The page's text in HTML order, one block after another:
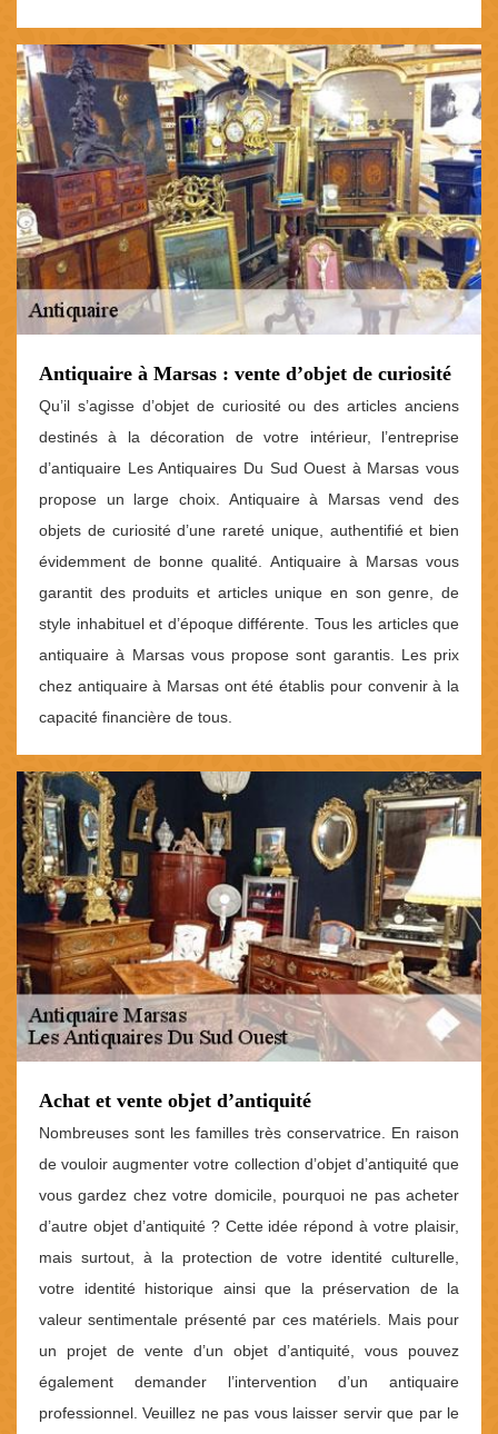
Antiquaire à Marsas : vente d’objet de curiosité
Qu’il s’agisse d’objet de curiosité ou des articles anciens
destinés à la décoration de votre intérieur, l’entreprise
d’antiquaire Les Antiquaires Du Sud Ouest à Marsas vous
propose un large choix. Antiquaire à Marsas vend des
objets de curiosité d’une rareté unique, authentifié et bien
évidemment de bonne qualité. Antiquaire à Marsas vous
garantit des produits et articles unique en son genre, de
style inhabituel et d’époque différente. Tous les articles que
antiquaire à Marsas vous propose sont garantis. Les prix
chez antiquaire à Marsas ont été établis pour convenir à la
capacité financière de tous.
Achat et vente objet d’antiquité
Nombreuses sont les familles très conservatrice. En raison
de vouloir augmenter votre collection d’objet d’antiquité que
vous gardez chez votre domicile, pourquoi ne pas acheter
d’autre objet d’antiquité ? Cette idée répond à votre plaisir,
mais surtout, à la protection de votre identité culturelle,
votre identité historique ainsi que la préservation de la
valeur sentimentale présenté par ces matériels. Mais pour
un projet de vente d’un objet d’antiquité, vous pouvez
également demander l’intervention d’un antiquaire
professionnel. Veuillez ne pas vous laisser servir que par le